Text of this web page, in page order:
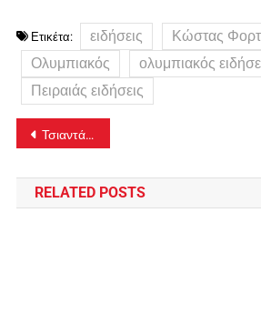
Ετικέτα: ειδήσεις
Κώστας
Ολυμπιακός
ολυμπιακός
Πειραιάς ειδήσεις
Πλοήγηση
άρθρων
Τσιαντάκης: “Φαβορί ο Ολυμπιακός στο ντέρμπι”
RELATED POSTS